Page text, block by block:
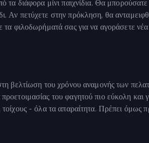
διάφορα μίνι παιχνίδια. Θα μπορούσατε
Αν πετύχετε στην πρόκληση, θα
φιλοδωρήματά σας για να αγοράσετε νέα
βελτίωση του χρόνου αναμονής των
του φαγητού πιο εύκολη και
- όλα τα απαραίτητα. Πρέπει όμως